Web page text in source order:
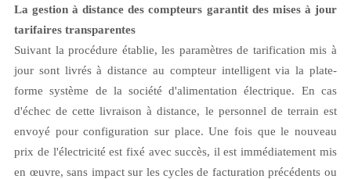
La gestion à distance des compteurs garantit des mises à jour
tarifaires transparentes
Suivant la procédure établie, les paramètres de tarification mis à
jour sont livrés à distance au compteur intelligent via la plate-
forme système de la société d'alimentation électrique. En cas
d'échec de cette livraison à distance, le personnel de terrain est
envoyé pour configuration sur place. Une fois que le nouveau
prix de l'électricité est fixé avec succès, il est immédiatement mis
en œuvre, sans impact sur les cycles de facturation précédents ou